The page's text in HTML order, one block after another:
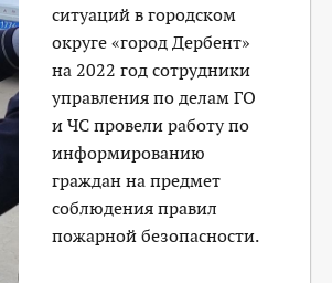
ситуаций в городском
округе «город Дербент»
на 2022 год сотрудники
управления по делам ГО
и ЧС провели работу по
информированию
граждан на предмет
соблюдения правил
пожарной безопасности.